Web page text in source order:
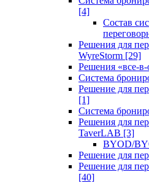
[4]
Состав
Решения для
WyreStorm [29]
Решения «все-
Система
Решение для
[1]
Система
Решения для
TaverLAB [3]
BYOD/
Решение для
Решение для
[40]